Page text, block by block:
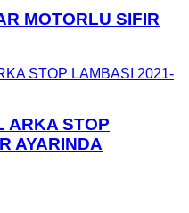
MOTORLU SIFIR
ARKA STOP
AYARINDA